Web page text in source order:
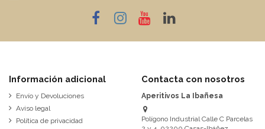
Información adicional
Envío y Devoluciones
Aviso legal
Política de privacidad
Contacta con nosotros
Aperitivos La Ibañesa
Polígono Industrial Calle C Parcelas